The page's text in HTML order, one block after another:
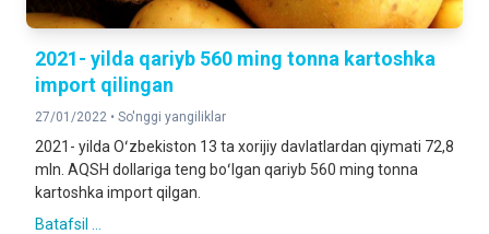
2021- yilda qariyb 560 ming tonna kartoshka
import qilingan
27/01/2022 • So'nggi yangiliklar
2021- yilda Oʻzbekiston 13 ta xorijiy davlatlardan qiymati 72,8
mln. AQSH dollariga teng boʻlgan qariyb 560 ming tonna
kartoshka import qilgan.
Batafsil ...